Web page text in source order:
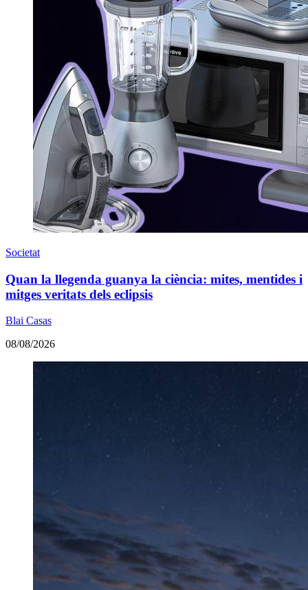
Societat
Quan la llegenda guanya la ciència: mites, mentides i
mitges veritats dels eclipsis
Blai Casas
08/08/2026